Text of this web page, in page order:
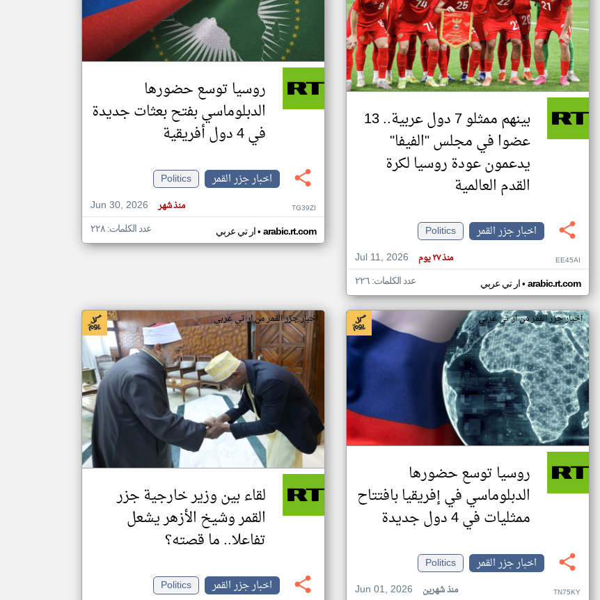
تغيير الدولة
اخبار جزر القمر على مدار الساعة
أهم اخبار جزر القمر العاجلة والمباشرة
بينهم ممثلو 7 دول عربية.. 13
عضوا في مجلس "الفيفا"
يدعمون عودة روسيا لكرة
القدم العالمية
اخبار جزر القمر
Politics
Jul 11, 2026
منذ ٢٧ يوم EE45AI
ار تي عربي• arabic.rt.com عدد الكلمات: ٢٢٦
روسيا توسع حضورها
الدبلوماسي بفتح بعثات جديدة
في 4 دول أفريقية
اخبار جزر القمر
Politics
Jun 30, 2026
منذ شهر TG39ZI
ار تي عربي• arabic.rt.com عدد الكلمات: ٢٢٨
اخبار جزر القمر من ار تي عربي
روسيا توسع حضورها
الدبلوماسي في إفريقيا بافتتاح
ممثليات في 4 دول جديدة
اخبار جزر القمر
Politics
Jun 01, 2026
منذ شهرين TN75KY
اخبار جزر القمر من ار تي عربي
لقاء بين وزير خارجية جزر
القمر وشيخ الأزهر يشعل
تفاعلا.. ما قصته؟
اخبار جزر القمر
Politics
klyoum.com